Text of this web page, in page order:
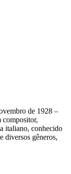
de 1928 –
italiano, conhecido
diversos gêneros,